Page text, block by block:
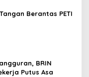
Berantas PETI
BRIN
Putus Asa